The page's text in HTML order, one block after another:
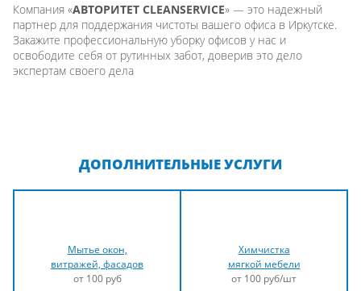
Компания «АВТОРИТЕТ CLEANSERVICE» — это надежный
партнер для поддержания чистоты вашего офиса в Иркутске.
Закажите профессиональную уборку офисов у нас и
освободите себя от рутинных забот, доверив это дело
экспертам своего дела
ДОПОЛНИТЕЛЬНЫЕ УСЛУГИ
Мытье окон,
витражей, фасадов
от 100 руб
Химчистка
мягкой мебели
от 100 руб/шт